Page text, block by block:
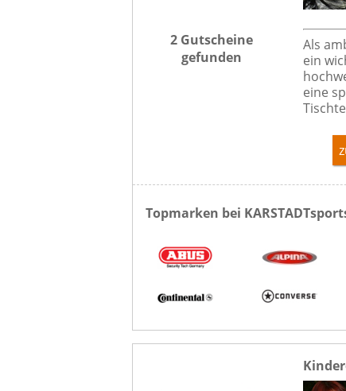
2 Gutscheine
gefunden
Als
ein
eine
Topmarken bei